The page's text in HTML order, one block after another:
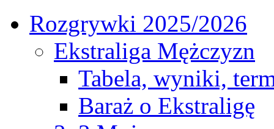
Rozgrywki 2025/2026
Ekstraliga Mężczyzn
Tabela, wyniki,
Baraż o Ekstraligę